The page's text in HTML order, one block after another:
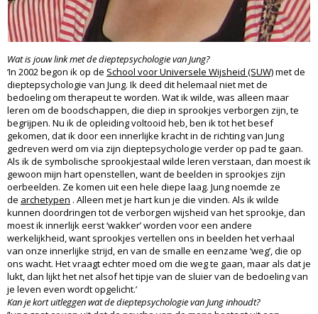
Wat is jouw link met de dieptepsychologie van Jung?
‘In 2002 begon ik op de School voor Universele Wijsheid (SUW)met de
dieptepsychologie van Jung. Ik deed dit helemaal niet met de
bedoeling om therapeut te worden. Wat ik wilde, was alleen maar
leren om de boodschappen, die diep in sprookjes verborgen zijn, te
begrijpen. Nu ik de opleiding voltooid heb, ben ik tot het besef
gekomen, dat ik door een innerlijke kracht in de richting van Jung
gedreven werd om via zijn dieptepsychologie verder op pad te gaan.
Als ik de symbolische sprookjestaal wilde leren verstaan, dan moest ik
gewoon mijn hart openstellen, want de beelden in sprookjes zijn
oerbeelden. Ze komen uit een hele diepe laag. Jung noemde ze
de archetypen . Alleen met je hart kun je die vinden. Als ik wilde
kunnen doordringen tot de verborgen wijsheid van het sprookje, dan
moest ik innerlijk eerst ‘wakker’ worden voor een andere
werkelijkheid, want sprookjes vertellen ons in beelden het verhaal
van onze innerlijke strijd, en van de smalle en eenzame ‘weg’, die op
ons wacht. Het vraagt echter moed om die weg te gaan, maar als dat je
lukt, dan lijkt het net alsof het tipje van de sluier van de bedoeling van
je leven even wordt opgelicht.’
Kan je kort uitleggen wat de dieptepsychologie van Jung inhoudt?